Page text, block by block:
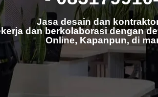
Jasa desain dan
dan berkolaborasi dengan
Online, Kapanpun, di